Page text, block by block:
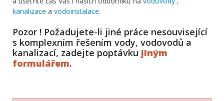
kanalizace a vodoinstalace.
Pozor ! Požadujete-li jiné práce nesouvisející
s komplexním řešením vody, vodovodů a
kanalizací, zadejte poptávku jiným
formulářem.